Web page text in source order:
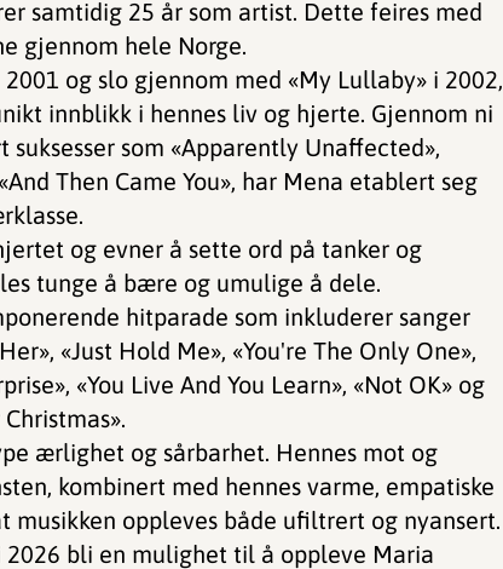
samtidig 25 år som artist. Dette feires med
gjennom hele Norge.
og slo gjennom med «My Lullaby» i 2002,
innblikk i hennes liv og hjerte. Gjennom ni
som «Apparently Unaffected»,
Then Came You», har Mena etablert seg
og evner å sette ord på tanker og
tunge å bære og umulige å dele.
hitparade som inkluderer sanger
«Just Hold Me», «You're The Only One»,
«You Live And You Learn», «Not OK» og
ærlighet og sårbarhet. Hennes mot og
kombinert med hennes varme, empatiske
musikken oppleves både ufiltrert og nyansert.
2026 bli en mulighet til å oppleve Maria